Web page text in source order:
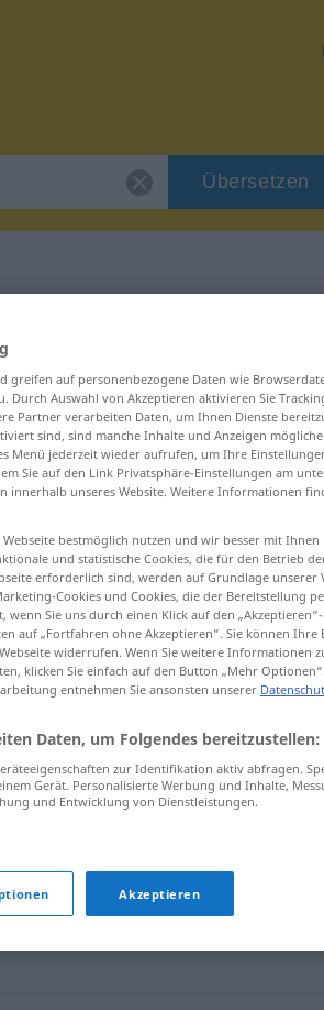
Übersetzen
sich räuspern
greifen auf personenbezogene Daten wie
Durch Auswahl von Akzeptieren aktivieren Sie
Partner verarbeiten Daten, um Ihnen Dienste
sind, sind manche Inhalte und Anzeigen
Menü jederzeit wieder aufrufen, um Ihre
Sie auf den Link Privatsphäre-Einstellungen am
innerhalb unseres Website. Weitere Informationen
bestmöglich nutzen und wir besser mit Ihnen
und statistische Cookies, die für den Betrieb
erforderlich sind, werden auf Grundlage unserer
Cookies und Cookies, die der Bereitstellung
Sie uns durch einen Klick auf den
auf „Fortfahren ohne Akzeptieren“. Sie können
widerrufen. Wenn Sie weitere Informationen
klicken Sie einfach auf den Button „Mehr
entnehmen Sie ansonsten unserer
Daten, um Folgendes bereitzustellen:
zur Identifikation aktiv abfragen.
Gerät. Personalisierte Werbung und Inhalte,
und Entwicklung von Dienstleistungen.
Akzeptieren